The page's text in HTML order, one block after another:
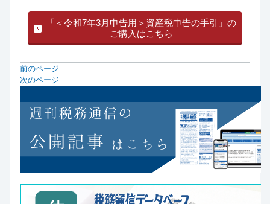
「＜令和7年3月申告用＞資産税申告の手引」の
ご購入はこちら
前のページ
次のページ